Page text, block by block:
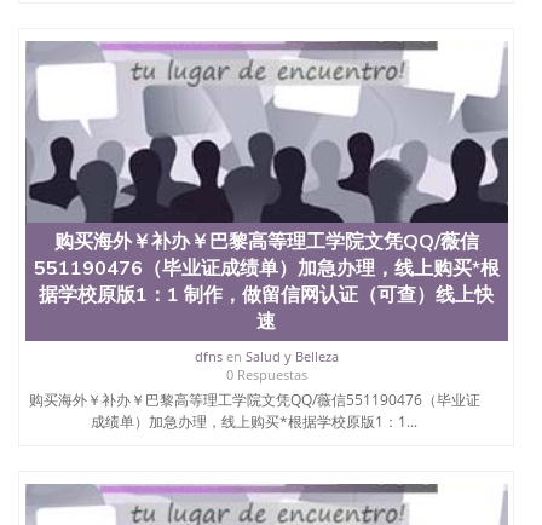
留服真实存档可查，存档。 2、留学回国人员证明
（使馆认证），使馆网站真实存档可查。 3、留信网
真实可查认证办理，存档可查，终身受用。 四、办理
流程农业科学院、艺术与建筑学院、商学院、交流学
院、地球及物质科学院、教育学院、工程学院、健康
与人类发展学院、信息工程与科学学院、人文学院、
护理学院、科学学院等。学校的教育学院排名在全美
前十名，工学院排名在前十五名，且继续攀升中。纽
约大学为学生们提供本科、硕士及博士学位。学校的
专业课程包括：会计学、MBA、财务、教育、建筑工
程、经济、医学、护理、文学、音乐、生物学、统计
学、美术、电子工程、天文学、农业、环境污染控
制、历史、电气工程、生物工程、建筑设计、工商管
理、材料科学、机械工程、航天工程、土木工程、数
学、化学、英语、社会科学、心理学、戏剧、市场营
销、机械工程、计算机科学、物理学、人工智能、商
科、金融专业 1、客户提供相关材料，确定客户办理
信息，给出操作方案； 2、补充毕业证成绩单等相关
交时间，公司人员陪同客户本人一起去留服递交材
料； 5、等待结果，完成结果书留服直接邮寄给客户
购买海外￥补办￥巴黎高等理工学院文凭QQ/薇信
551190476（毕业证成绩单）加急办理，线上购买*根
据学校原版1：1 制作，做留信网认证（可查）线上快
速
dfnsen Salud y Belleza
0 Respuestas
购买海外￥补办￥巴黎高等理工学院文凭QQ/薇信551190476（毕业证
成绩单）加急办理，线上购买*根据学校原版1：1...